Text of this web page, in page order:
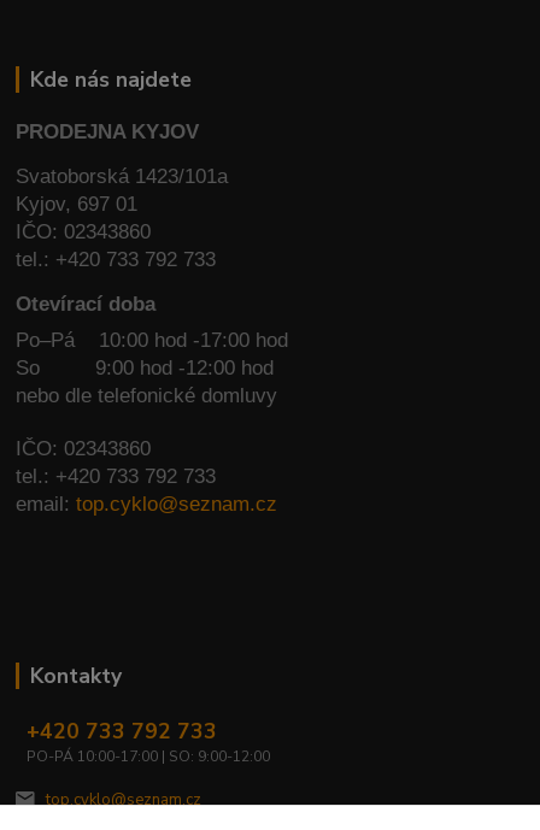
Kde nás najdete
PRODEJNA KYJOV
Svatoborská 1423/101a
Kyjov, 697 01
IČO: 02343860
tel.: +420 733 792 733
Otevírací doba
Po–Pá 10:00 hod -17:00 hod
So
9:00 hod -12:00 hod
nebo dle telefonické domluvy
IČO: 02343860
tel.: +420 733 792 733
email:top.cyklo@seznam.cz
Kontakty
+420 733 792 733
PO-PÁ 10:00-17:00 | SO: 9:00-12:00
top.cyklo@seznam.cz